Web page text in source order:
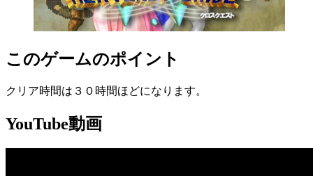
このゲームのポイント
クリア時間は３０時間ほどになります。
YouTube動画